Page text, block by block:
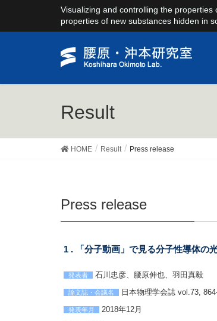
Visualizing and controlling the
properties of new substances hidden in
Result
HOME Result Press release
Press release
1 . 「分子動画」で見る分子性導体の
発表者 石川忠彦、腰原伸也、羽田真毅
論文誌・会議名 日本物理学会誌 vol.73,
発表年月 2018年12月